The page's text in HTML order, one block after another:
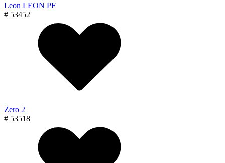
Leon LEON PF
# 53452
Zero 2
# 53518